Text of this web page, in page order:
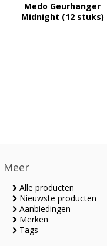
Medo Geurhanger
Midnight (12 stuks)
Meer
Alle producten
Nieuwste producten
Aanbiedingen
Merken
Tags